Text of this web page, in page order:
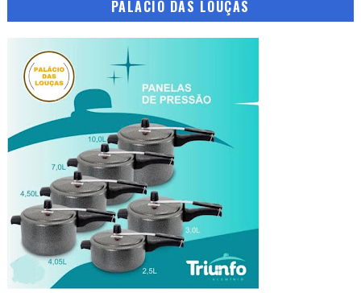
PALÁCIO DAS LOUÇAS